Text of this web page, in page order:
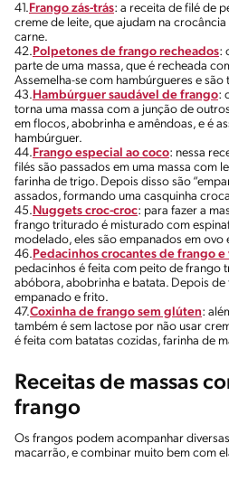
41. Frango zás-trás: a receita de filé de
creme de leite, que ajudam na
carne.
42. Polpetones de frango recheados:
parte de uma massa, que é recheada
Assemelha-se com hambúrgueres e
43. Hambúrguer saudável de frango:
torna uma massa com a junção de
em flocos, abobrinha e amêndoas, e é
hambúrguer.
44. Frango especial ao coco: nessa
filés são passados em uma massa com
farinha de trigo. Depois disso são
assados, formando uma casquinha
45. Nuggets croc-croc: para fazer a
frango triturado é misturado com
modelado, eles são empanados em ovo
46. Pedacinhos crocantes de frango
pedacinhos é feita com peito de frango
abóbora, abobrinha e batata. Depois de
empanado e frito.
47.Coxinha de frango sem glúten:
também é sem lactose por não usar
é feita com batatas cozidas, farinha de
Receitas de massas
frango
Os frangos podem acompanhar
macarrão, e combinar muito bem com